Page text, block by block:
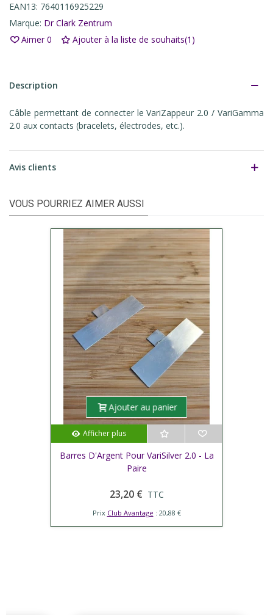
EAN13: 7640116925229
Marque: Dr Clark Zentrum
Aimer 0 Ajouter à la liste de souhaits(1 )
Description
Câble permettant de connecter le VariZappeur 2.0 / VariGamma
2.0 aux contacts (bracelets, électrodes, etc.).
Avis clients
VOUS POURRIEZ AIMER AUSSI
Ajouter au panier
Afficher plus
Barres D'Argent Pour VariSilver 2.0 - La
Paire
23,20 € TTC
Prix Club Avantage : 20,88 €